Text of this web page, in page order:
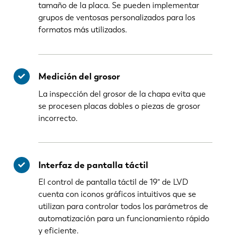
tamaño de la placa. Se pueden implementar
grupos de ventosas personalizados para los
formatos más utilizados.
Medición del grosor
La inspección del grosor de la chapa evita que
se procesen placas dobles o piezas de grosor
incorrecto.
Interfaz de pantalla táctil
El control de pantalla táctil de 19" de LVD
cuenta con iconos gráficos intuitivos que se
utilizan para controlar todos los parámetros de
automatización para un funcionamiento rápido
y eficiente.